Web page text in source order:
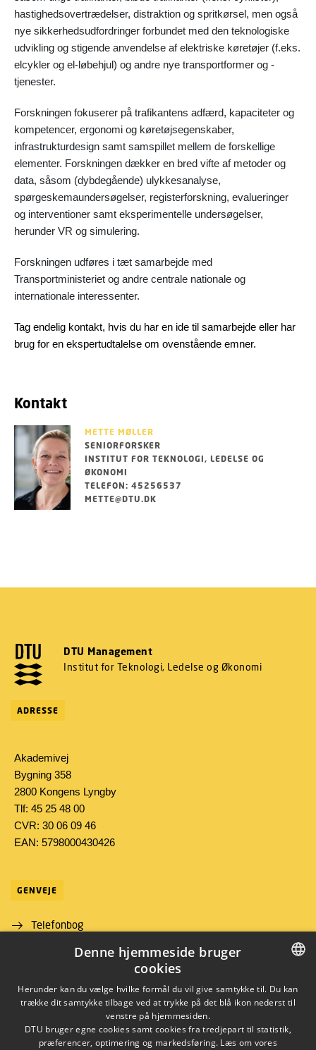
hastighedsovertrædelser, distraktion og spritkørsel, men også
nye sikkerhedsudfordringer forbundet med den teknologiske
udvikling og stigende anvendelse af elektriske køretøjer (f.eks.
elcykler og el-løbehjul) og andre nye transportformer og -
tjenester.
Forskningen fokuserer på trafikantens adfærd, kapaciteter og
kompetencer, ergonomi og køretøjsegenskaber,
infrastrukturdesign samt samspillet mellem de forskellige
elementer. Forskningen dækker en bred vifte af metoder og
data, såsom (dybdegående) ulykkesanalyse,
spørgeskemaundersøgelser, registerforskning, evalueringer
og interventioner samt eksperimentelle undersøgelser,
herunder VR og simulering.
Forskningen udføres i tæt samarbejde med
Transportministeriet og andre centrale nationale og
internationale interessenter.
Tag endelig kontakt, hvis du har en ide til samarbejde eller har
brug for en ekspertudtalelse om ovenstående emner.
Kontakt
METTE MØLLER
SENIORFORSKER
INSTITUT FOR TEKNOLOGI, LEDELSE OG
ØKONOMI
TELEFON: 45256537
METTE@DTU.DK
DTU Management
Institut for Teknologi, Ledelse og Økonomi
ADRESSE
Akademivej
Bygning 358
2800 Kongens Lyngby
Tlf: 45 25 48 00
CVR: 30 06 09 46
EAN: 5798000430426
GENVEJE
Telefonbog
Job og karriere DANISH
ENGLISH
Denne hjemmeside bruger
cookies
Herunder kan du vælge hvilke formål du vil give samtykke til. Du kan
trække dit samtykke tilbage ved at trykke på det blå ikon nederst til
venstre på hjemmesiden.
DTU bruger egne cookies samt cookies fra tredjepart til statistik,
præferencer, optimering og markedsføring. Læs om vores